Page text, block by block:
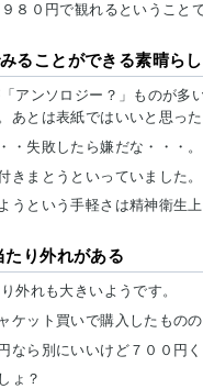
８０円で観れるということ
ることができる素晴ら
アンソロジー？」ものが多
あとは表紙ではいいと思っ
・失敗したら嫌だな・・・。
きまとうといっていました。
うという手軽さは精神衛生上
り外れがある
外れも大きいようです。
ケット買いで購入したもの
なら別にいいけど７００円
ょ？